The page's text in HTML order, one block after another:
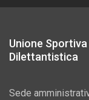
Unione
Dilettantistica
Sede